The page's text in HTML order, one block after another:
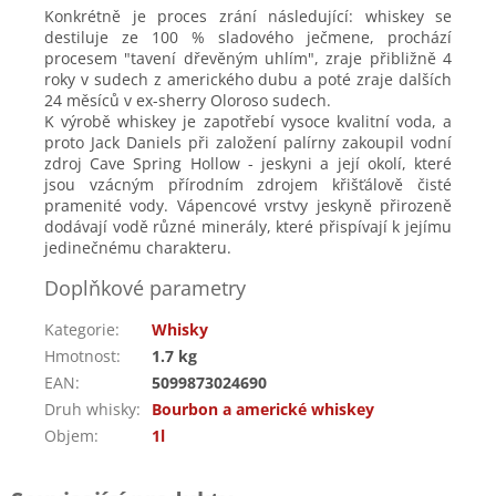
Konkrétně je proces zrání následující: whiskey se
destiluje ze 100 % sladového ječmene, prochází
procesem "tavení dřevěným uhlím", zraje přibližně 4
roky v sudech z amerického dubu a poté zraje dalších
24 měsíců v ex-sherry Oloroso sudech.
K výrobě whiskey je zapotřebí vysoce kvalitní voda, a
proto Jack Daniels při založení palírny zakoupil vodní
zdroj Cave Spring Hollow - jeskyni a její okolí, které
jsou vzácným přírodním zdrojem křišťálově čisté
pramenité vody. Vápencové vrstvy jeskyně přirozeně
dodávají vodě různé minerály, které přispívají k jejímu
jedinečnému charakteru.
Doplňkové parametry
Kategorie:
Whisky
Hmotnost:
1.7 kg
EAN:
5099873024690
Druh whisky:
Bourbon a americké whiskey
Objem: 1l